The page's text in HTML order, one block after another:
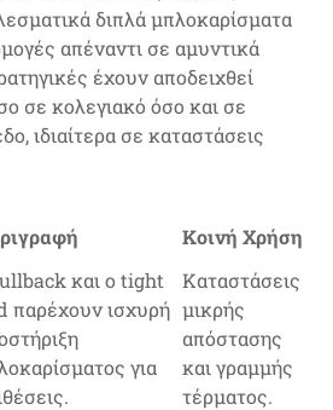
διπλά μπλοκαρίσματα
απέναντι σε αμυντικά
έχουν αποδειχθεί
σε κολεγιακό όσο και σε
ιδιαίτερα σε καταστάσεις
Κοινή Χρήση
και ο tight
παρέχουν ισχυρή
για
Καταστάσεις
μικρής
απόστασης
και γραμμής
τέρματος.